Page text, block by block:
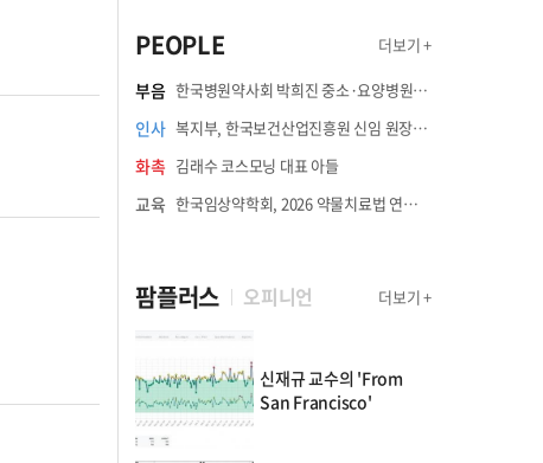
PEOPLE 더보기 +
부음 한국병원약사회 박희진 중소·요양병원이사(충청북도 청주의료원 약제팀장) 부친상
인사 복지부, 한국보건산업진흥원 신임 원장에 고상백 교수 임명
화촉 김래수 코스모닝 대표 아들
교육 한국임상약학회, 2026 약물치료법 연수강좌 8월 21일 개최
팜플러스 오피니언 더보기 +
신재규 교수의 'From
San Francisco'